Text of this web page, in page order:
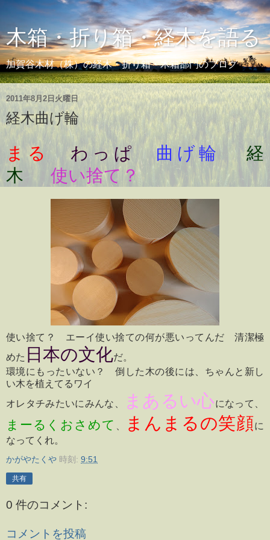
木箱・折り箱・経木を語る
加賀谷木材（株）の経木・折り箱・木箱部門のブログ
2011年8月2日火曜日
経木曲げ輪
まる わっぱ 曲げ輪
経
木
使い捨て？
使い捨て？ エーイ使い捨ての何が悪いってんだ 清潔極
めた 日本の文化だ。
環境にもったいない？ 倒した木の後には、ちゃんと新し
い木を植えてるワイ
オレタチみたいにみんな、
まあるい心になって、
まーるくおさめて まんまるの笑顔に
なってくれ。
かがやたくや 時刻: 9:51
共有
0 件のコメント:
コメントを投稿